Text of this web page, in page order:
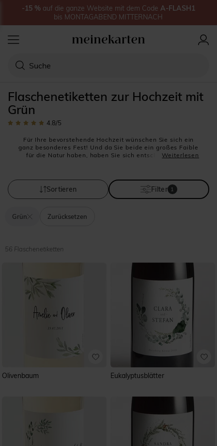
Flaschenetiketten zur Hochzeit mit
Grün
4.8/5
Für Ihre bevorstehende Hochzeit wünschen Sie sich ein
ganz besonderes Fest! Und da Sie beide ein großes Faible
für die Natur haben, haben Sie sich entschlossen Ihre
Nachdem also sich für alle Dekorationselemente für die
kirchliche Trauung und auch die Hochzeitslokation
entschlossen haben, ist es nun an der Zeit auch an die
im gleichen grünen Farbschema
unsere Kollektion und lassen Sie sich von Ihrem
Wir wünschen Ihnen ein schönes Fest im Rahmen der
Weiterlesen
Sortieren Filter 1
Grün Zurücksetzen
56 Flaschenetiketten
Olivenbaum Eukalyptusblätter
-15 % auf die ganze Website mit dem Code A-FLASH1
bis MONTAGABEND MITTERNACH